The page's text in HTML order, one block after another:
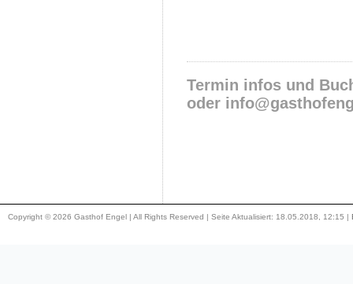
Termin infos und
oder
Copyright © 2026 Gasthof Engel | All Rights Reserved | Seite Aktualisiert: 18.05.2018, 12:15 |